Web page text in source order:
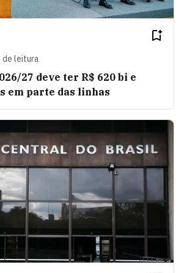
de leitura
27 deve ter R$ 620 bi e
em parte das linhas